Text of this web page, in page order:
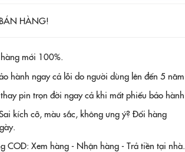
HÀNG!
mới 100%.
hành ngay cả lỗi do người dùng lên đến 5 năm
pin trọn đời ngay cả khi mất phiếu bảo hành
kích cỡ, màu sắc, không ưng ý? Đổi hàng
COD: Xem hàng - Nhận hàng - Trả tiền tại nhà.